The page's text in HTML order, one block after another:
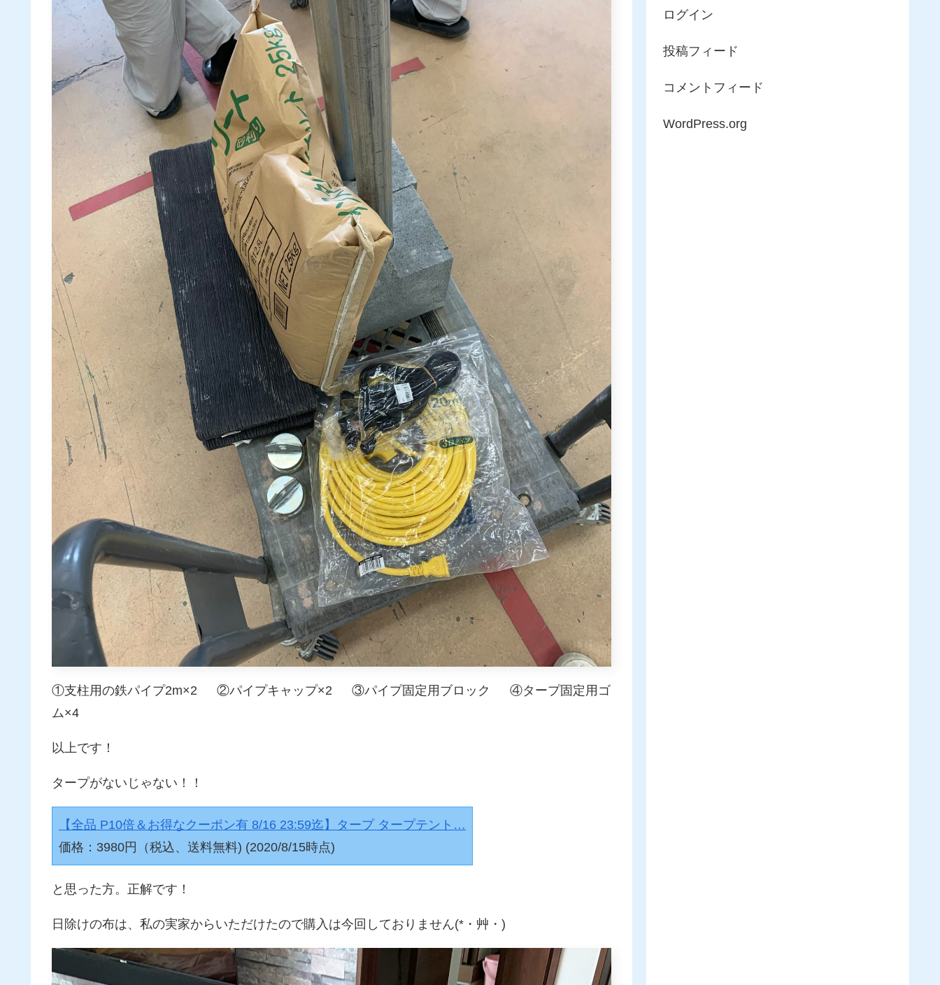
①支柱用の鉄パイプ2m×2 ②パイプキャップ×2 ③パイプ固定用ブロック ④タープ固定用ゴ
ム×4
以上です！
タープがないじゃない！！
【全品 P10倍＆お得なクーポン有 8/16 23:59迄】タープ タープテント…
価格：3980円（税込、送料無料) (2020/8/15時点)
と思った方。正解です！
日除けの布は、私の実家からいただけたので購入は今回しておりません(*・艸・)
ログイン
投稿フィード
コメントフィード
WordPress.org